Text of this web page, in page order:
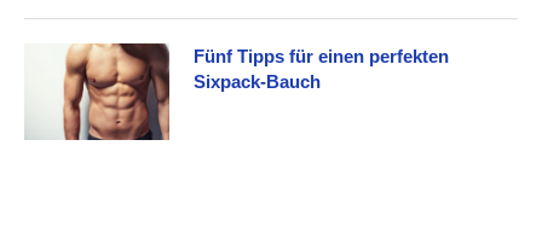
Fünf Tipps für einen perfekten
Sixpack-Bauch